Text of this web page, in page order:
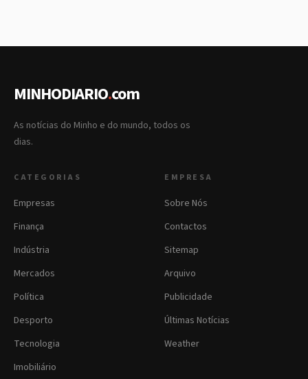
MINHODIARIO.com
As notícias do Minho e do mundo, todos os
dias.
CATEGORIAS
Empresas
Finança
Indústria
Mercados
Política
Desporto
Tecnologia
Imobiliário
EMPRESA
Sobre Nós
Contactos
Sitemap
Arquivo
Publicidade
Últimas Notícias
Weather